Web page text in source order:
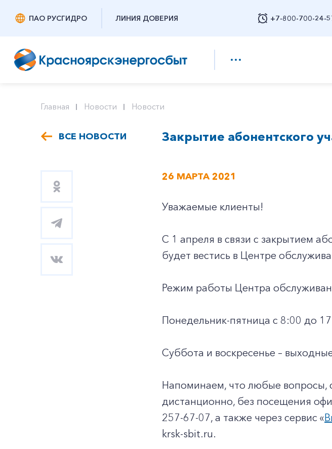
ПАО РУСГИДРО ЛИНИЯ ДОВЕРИЯ +7-800-700-24-
Заказать обратный
Главная Новости Новости
ВСЕ НОВОСТИ Закрытие абонентского
26 МАРТА 2021
Уважаемые клиенты!
С 1 апреля в связи с закрытием
будет вестись в Центре
Режим работы Центра
Понедельник-пятница с 8:00 до
Суббота и воскресенье –
Напоминаем, что любые вопросы,
дистанционно, без посещения
257-67-07, а также через сервис «
krsk-sbit.ru.